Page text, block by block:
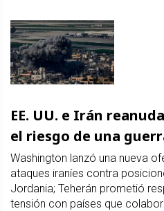
EE. UU. e Irán
el riesgo de una
Washington lanzó una nueva
ataques iraníes contra
Jordania; Teherán prometió
tensión con países que